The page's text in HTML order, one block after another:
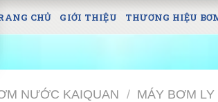
CHỦ GIỚI THIỆU THƯƠNG HIỆU
NƯỚC KAIQUAN / MÁY BƠM